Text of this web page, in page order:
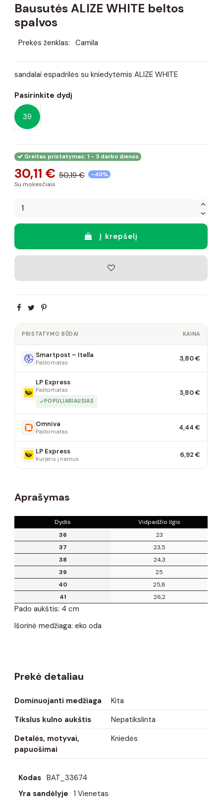
Bausutės ALIZE WHITE beltos
spalvos
Prekės ženklas: Camila
sandalai espadrilės su kniedytėmis ALIZE WHITE
Pasirinkite dydį
39
Greitas pristatymas: 1 - 3 darbo dienos
30,11 € 50,19 € -40%
Su mokesčiais
Į krepšelį
PRISTATYMO BŪDAI KAINA
Smartpost – Itella
Paštomatas 3,80 €
LP Express
Paštomatas
POPULIARIAUSIAS
3,80 €
Omniva
Paštomatas 4,44 €
LP Express
Kurjeris į namus 6,92 €
Aprašymas
Dydis
Vidpadžio ilgis
36
23
37
23,5
38
24,3
39
25
40
25,8
41
26,2
Pado aukštis: 4 cm
Išorinė medžiaga: eko oda
Prekė detaliau
Dominuojanti medžiaga
Kita
Tikslus kulno aukštis
Nepatikslinta
Detalės, motyvai,
papuošimai
Kniedės
Kodas BAT_33674
Yra sandėlyje 1 Vienetas